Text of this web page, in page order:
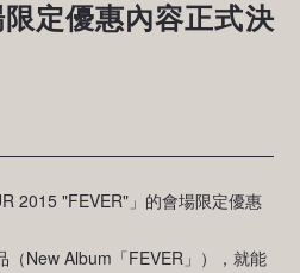
定優惠內容正式決
2015 "FEVER"」的會場限定優惠
（New Album「FEVER」），就能